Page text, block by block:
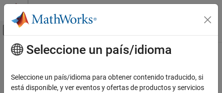
Saltar al contenido
Mostrar/ocultar menú de navegación
Inicio de Documentación
Simscape
Contenido principal
Mechanical Translational Reference
Conexión de referencia para puertos mecánicos de traslación
Seleccione un país/idioma
Seleccione un país/idioma para obtener contenido traducido, si
está disponible, y ver eventos y ofertas de productos y servicios